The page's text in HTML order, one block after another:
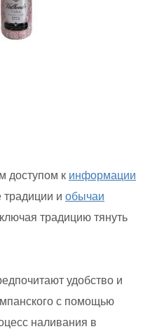
доступом к информации
традиции и обычаи
традицию тянуть
удобство и
с помощью
наливания в